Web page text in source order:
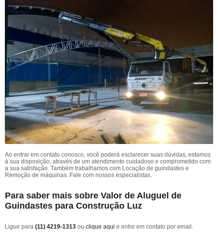
Ao entrar em contato conosco, você poderá esclarecer suas dúvidas, estamos
à sua disposição, através de um atendimento cuidadoso e comprometido com
a sua satisfação. Também trabalhamos com Locação de guindastes e
Remoção de máquinas. Fale com nossos especialistas.
Para saber mais sobre Valor de Aluguel de
Guindastes para Construção Luz
Ligue para (11) 4219-1313 ou clique aqui e entre em contato por email.